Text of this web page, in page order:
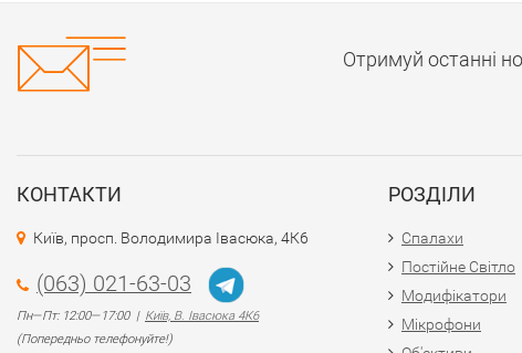
Отримуй останні
КОНТАКТИ
Київ, просп. Володимира Івасюка, 4К6
(063) 021-63-03
Пн—Пт: 12:00—17:00 | Київ, В. Івасюка 4К6
(Попередньо телефонуйте!)
РОЗДІЛИ
Спалахи
Постійне Світло
Модифікатори
Мікрофони